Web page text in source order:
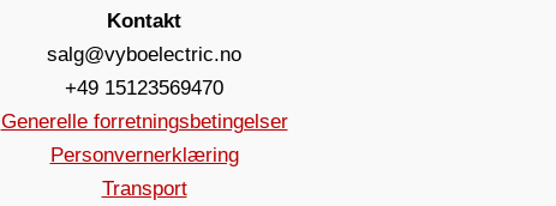
Kontakt
salg@vyboelectric.no
+49 15123569470
Generelle forretningsbetingelser
Personvernerklæring
Transport